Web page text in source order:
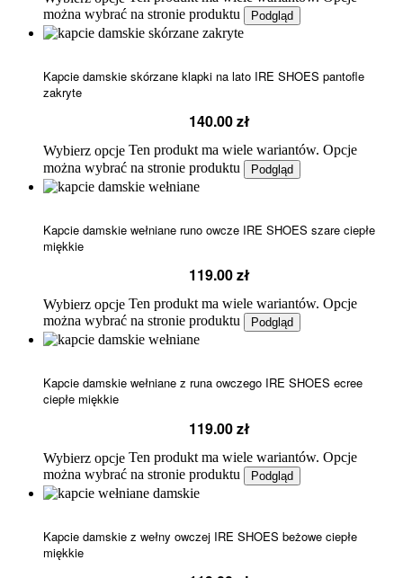
można wybrać na stronie produktu
Podgląd
Kapcie damskie skórzane klapki na lato IRE SHOES pantofle
zakryte
140.00zł
Wybierz opcje Ten produkt ma wiele wariantów. Opcje
można wybrać na stronie produktu
Podgląd
Kapcie damskie wełniane runo owcze IRE SHOES szare ciepłe
miękkie
119.00zł
Wybierz opcje Ten produkt ma wiele wariantów. Opcje
można wybrać na stronie produktu
Podgląd
Kapcie damskie wełniane z runa owczego IRE SHOES ecree
ciepłe miękkie
119.00zł
Wybierz opcje Ten produkt ma wiele wariantów. Opcje
można wybrać na stronie produktu
Podgląd
Kapcie damskie z wełny owczej IRE SHOES beżowe ciepłe
miękkie